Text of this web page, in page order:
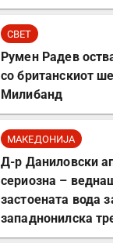
СВЕТ
Румен Радев
со британскиот
Милибанд
МАКЕДОНИЈА
Д-р Даниловски
сериозна –
застоената вода
западнонилска